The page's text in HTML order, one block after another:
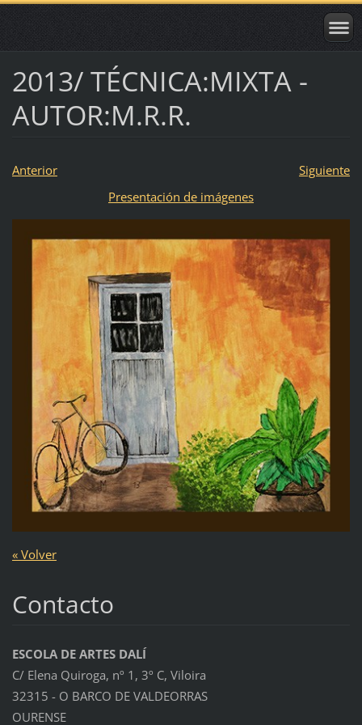
2013/ TÉCNICA:MIXTA -
AUTOR:M.R.R.
Anterior
Siguiente
Presentación de imágenes
« Volver
Contacto
ESCOLA DE ARTES DALÍ
C/ Elena Quiroga, nº 1, 3º C, Viloira
32315 - O BARCO DE VALDEORRAS
OURENSE